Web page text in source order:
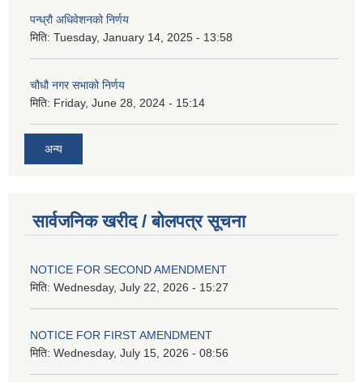
पन्ध्रौ अधिवेशनको निर्णय
मिति: Tuesday, January 14, 2025 - 13:58
चौधौ नगर सभाको निर्णय
मिति: Friday, June 28, 2024 - 15:14
अन्य
सार्वजनिक खरीद / बोलपत्र सूचना
NOTICE FOR SECOND AMENDMENT
मिति: Wednesday, July 22, 2026 - 15:27
NOTICE FOR FIRST AMENDMENT
मिति: Wednesday, July 15, 2026 - 08:56